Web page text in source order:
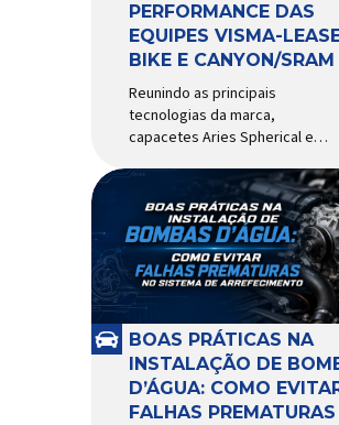
PERFORMANCE DAS
EQUIPES VISMA-
BIKE E CANYON/SRAM
Reunindo as principais
tecnologias da marca,
capacetes Aries Spherical e
ao país com a pintura oficial
utilizada por equipes do World
Tour Patrocinadora de algumas
das principais equipes de
ciclismo do mundo, a Giro é
uma das marcas de capacetes
e acessórios para ciclismo
mais reconhecida no Brasil.
Importada e distribuída […]
BOAS PRÁTICAS NA
INSTALAÇÃO DE
D’ÁGUA: COMO
FALHAS